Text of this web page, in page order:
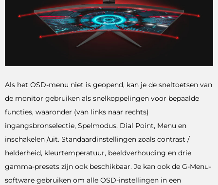
Als het OSD-menu niet is geopend, kan je de sneltoetsen van
de monitor gebruiken als snelkoppelingen voor bepaalde
functies, waaronder (van links naar rechts)
ingangsbronselectie, Spelmodus, Dial Point, Menu en
inschakelen /uit. Standaardinstellingen zoals contrast /
helderheid, kleurtemperatuur, beeldverhouding en drie
gamma-presets zijn ook beschikbaar. Je kan ook de G-Menu-
software gebruiken om alle OSD-instellingen in een